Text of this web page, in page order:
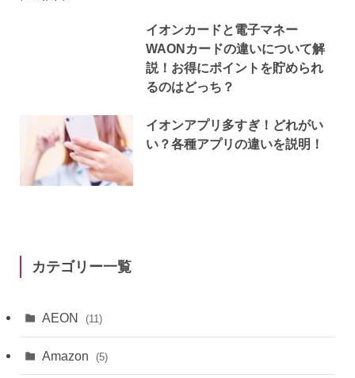
イオンカードと電子マネー
WAONカードの違いについて解
説！お得にポイントを貯められ
るのはどっち？
イオンアプリ多すぎ！どれがい
い？各種アプリの違いを説明！
カテゴリー一覧
AEON (11)
Amazon (5)